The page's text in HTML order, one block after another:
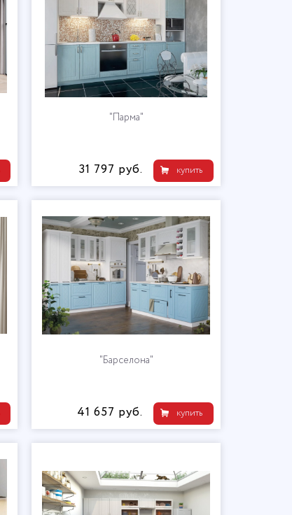
"Парма"
купить
31 797 руб.
"Барселона"
купить
41 657 руб.